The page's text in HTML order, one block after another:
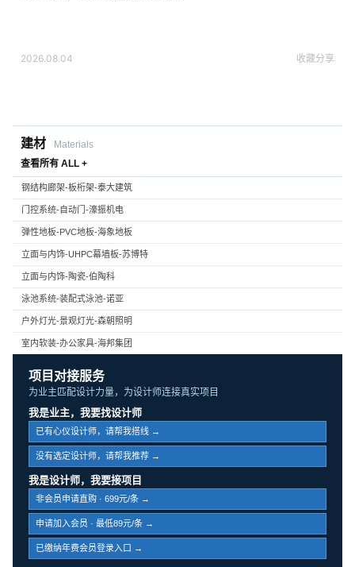
2026.08.04 收藏分享
建材
Materials
查看所有 ALL +
钢结构廊架-板桁架-泰大建筑
门控系统-自动门-濠振机电
弹性地板-PVC地板-海象地板
立面与内饰-UHPC幕墙板-苏博特
立面与内饰-陶瓷-伯陶科
泳池系统-装配式泳池-诺亚
户外灯光-景观灯光-森朝照明
室内软装-办公家具-海邦集团
项目对接服务
为业主匹配设计力量，为设计师连接真实项目
我是业主，我要找设计师
已有心仪设计师，请帮我搭线 →
没有选定设计师，请帮我推荐 →
我是设计师，我要接项目
非会员申请直购 · 699元/条 →
申请加入会员 · 最低89元/条 →
已缴纳年费会员登录入口 →